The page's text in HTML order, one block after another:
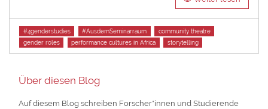
Tags
#4genderstudies #AusdemSeminarraum
community theatre
gender roles
performance cultures in Africa storytelling
Über diesen Blog
Auf diesem Blog schreiben Forscher*innen und Studierende